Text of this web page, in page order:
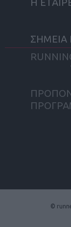
©